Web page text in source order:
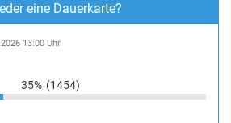
eine Dauerkarte?
13:00 Uhr
35% (1454)